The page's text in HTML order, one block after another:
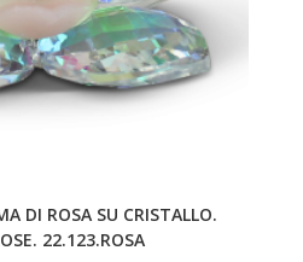
DI ROSA SU CRISTALLO.
22.123.ROSA